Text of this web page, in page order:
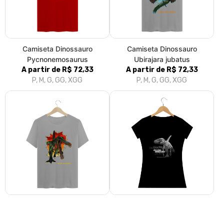
Camiseta Dinossauro
Pycnonemosaurus
A partir de R$ 72,33
P, M, G, GG, XGG
Camiseta Dinossauro
Ubirajara jubatus
A partir de R$ 72,33
P, M, G, GG, XGG